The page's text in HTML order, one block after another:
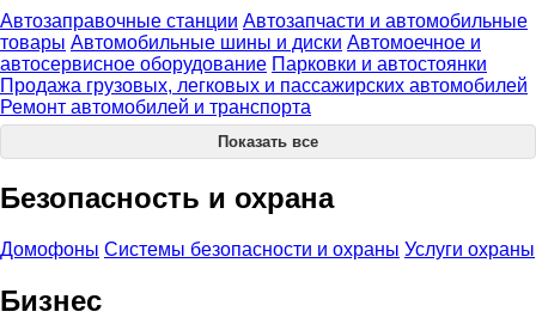
Автозаправочные станции Автозапчасти и автомобильные
товары Автомобильные шины и диски Автомоечное и
автосервисное оборудование Парковки и автостоянки
Продажа грузовых, легковых и пассажирских автомобилей
Ремонт автомобилей и транспорта
Показать все
Безопасность и охрана
Домофоны Системы безопасности и охраны Услуги охраны
Бизнес